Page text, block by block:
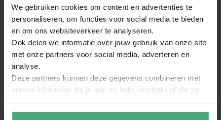
We gebruiken cookies om content en advertenties te
personaliseren, om functies voor social media te bieden
en om ons websiteverkeer te analyseren.
Ook delen we informatie over jouw gebruik van onze site
met onze partners voor social media, adverteren en
analyse.
Deze partners kunnen deze gegevens combineren met
andere informatie die je aan ze hebt verstrekt of die ze
services.
Titel van je review